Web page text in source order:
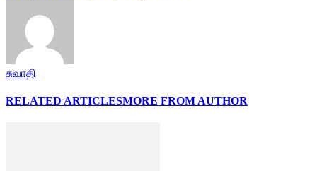
சுவாதி
RELATED ARTICLESMORE FROM AUTHOR